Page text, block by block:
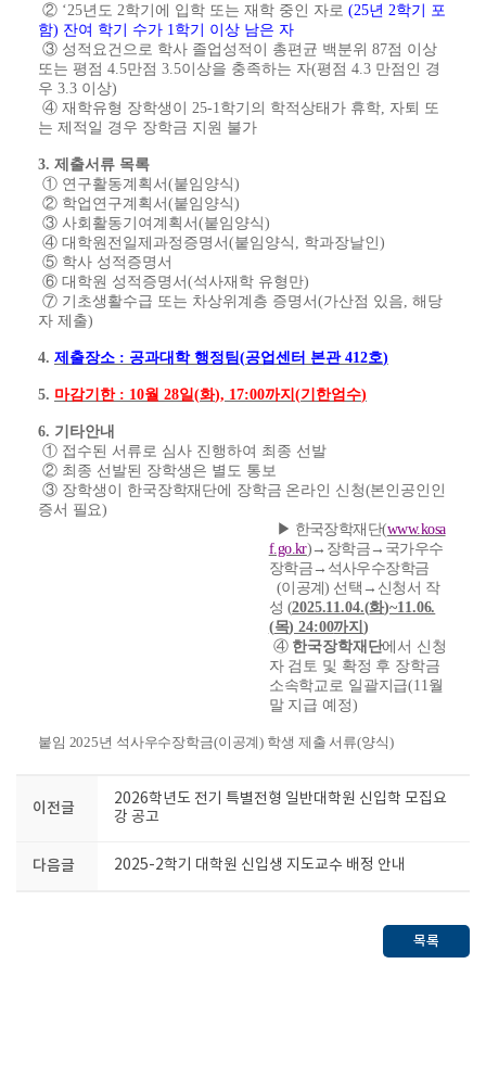
② ‘25년도 2학기에 입학 또는 재학 중인 자로 (25년 2학기 포
함) 잔여 학기 수가 1학기 이상 남은 자
③ 성적요건으로 학사 졸업성적이 총편균 백분위 87점 이상
또는 평점 4.5만점 3.5이상을 충족하는 자(평점 4.3 만점인 경
우 3.3 이상)
④ 재학유형 장학생이 25-1학기의 학적상태가 휴학, 자퇴 또
는 제적일 경우 장학금 지원 불가
3. 제출서류 목록
① 연구활동계획서 (붙임양식)
② 학업연구계획서 (붙임양식)
③ 사회활동기여계획서 (붙임양식)
④ 대학원전일제과정증명서 (붙임양식 , 학과장날인)
⑤ 학사 성적증명서
⑥ 대학원 성적증명서 (석사재학 유형만)
⑦ 기초생활수급 또는 차상위계층 증명서 (가산점 있음, 해당
자 제출)
4. 제출장소 : 공과대학 행정팀(공업센터 본관 412호)
5. 마감기 한 : 10월 28일(화), 17:00까지 (기한엄수)
6. 기타안내
① 접수된 서류로 심사 진행하여 최종 선발
② 최종 선발된 장학생은 별도 통보
③ 장학생이 한국장학재단에 장학금 온라인 신청(본인공인인
증서 필요)
▶ 한국장학재단(www.kosa
f.go.kr) → 장학금 → 국가우수
장학금 → 석사우수장학금
(이공계) 선택 → 신청서 작
성 (2025.11.04.(화)~11.06.
(목) 24:00까지)
④ 한국장학재단에서 신청
자 검토 및 확정 후 장학금
소속학교로 일괄지급(11월
말 지급 예정)
붙임 2025년 석사우수장학금(이공계) 학생 제출 서류(양식)
이전글
2026학년도 전기 특별전형 일반대학원 신입학 모집요
강 공고
다음글 2025-2학기 대학원 신입생 지도교수 배정 안내
목록